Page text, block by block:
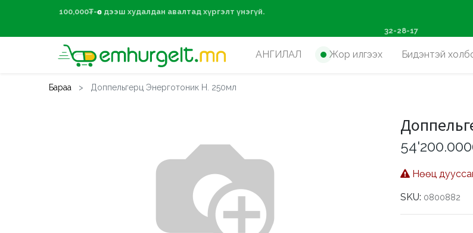
100,000₮-өөс дээш худалдан
32-28-17
АНГИЛАЛ Жор илгээх Бидэнтэй
Бараа Доппельгерц Энерготоник Н. 250мл
Нөөц
SKU: 0800882